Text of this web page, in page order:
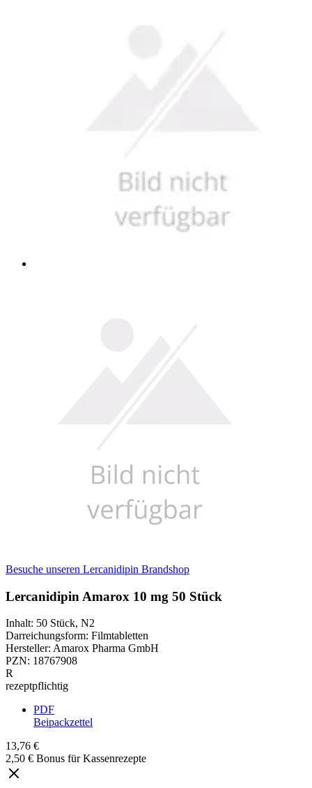
Besuche unseren Lercanidipin Brandshop
Lercanidipin Amarox 10 mg 50 Stück
Inhalt: 50 Stück, N2
Darreichungsform: Filmtabletten
Hersteller: Amarox Pharma GmbH
PZN: 18767908
R
rezeptpflichtig
PDF
Beipackzettel
13,76 €
2,50 € Bonus für Kassenrezepte